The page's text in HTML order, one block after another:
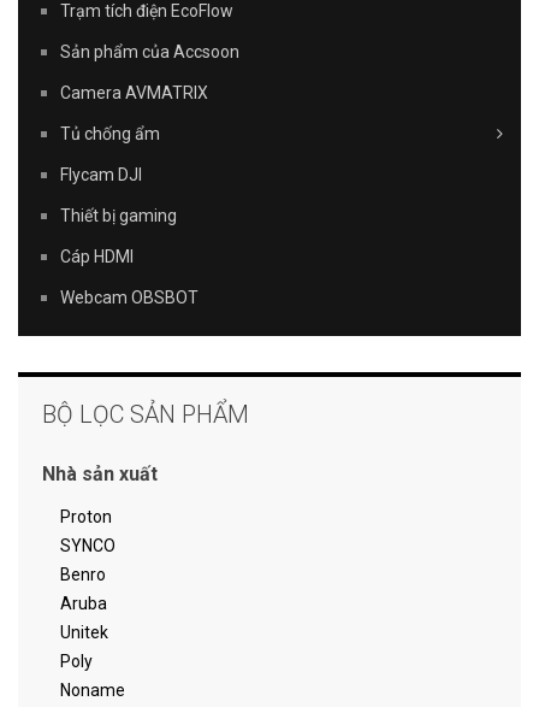
Trạm tích điện EcoFlow
Sản phẩm của Accsoon
Camera AVMATRIX
Tủ chống ẩm
Flycam DJI
Thiết bị gaming
Cáp HDMI
Webcam OBSBOT
BỘ LỌC SẢN PHẨM
Nhà sản xuất
Proton
SYNCO
Benro
Aruba
Unitek
Poly
Noname